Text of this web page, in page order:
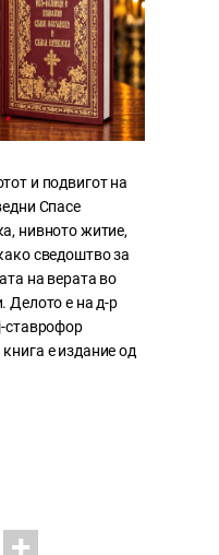
и подвигот на
Спасе
нивното житие,
сведоштво за
на верата во
Делото е на д-р
ставрофор
е издание од